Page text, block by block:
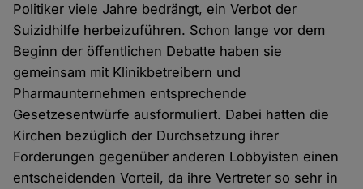
Politiker viele Jahre bedrängt, ein Verbot der
Suizidhilfe herbeizuführen. Schon lange vor dem
Beginn der öffentlichen Debatte haben sie
gemeinsam mit Klinikbetreibern und
Pharmaunternehmen entsprechende
Gesetzesentwürfe ausformuliert. Dabei hatten die
Kirchen bezüglich der Durchsetzung ihrer
Forderungen gegenüber anderen Lobbyisten einen
entscheidenden Vorteil, da ihre Vertreter so sehr in